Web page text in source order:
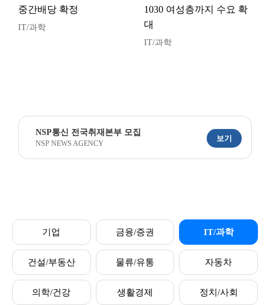
중간배당 확정
IT/과학
1030 여성층까지 수요 확
대
IT/과학
NSP통신 전국취재본부 모집
NSP NEWS AGENCY
보기
기업 금융/증권 IT/과학
건설/부동산 물류/유통 자동차
의학/건강 생활경제 정치/사회